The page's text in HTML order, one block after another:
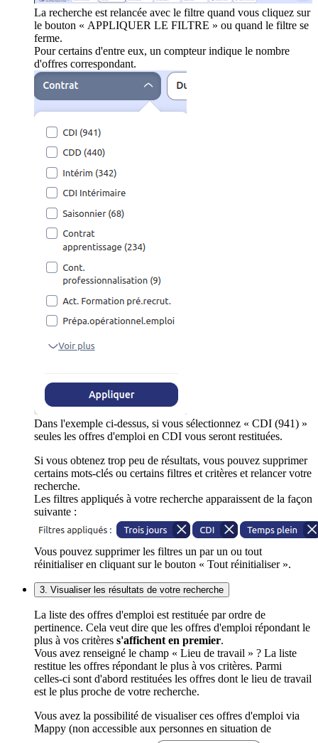
La recherche est relancée avec le filtre quand vous cliquez sur
le bouton « APPLIQUER LE FILTRE » ou quand le filtre se
ferme.
Pour certains d'entre eux, un compteur indique le nombre
d'offres correspondant.
Dans l'exemple ci-dessus, si vous sélectionnez « CDI (941) »
seules les offres d'emploi en CDI vous seront restituées.
Si vous obtenez trop peu de résultats, vous pouvez supprimer
certains mots-clés ou certains filtres et critères et relancer votre
recherche.
Les filtres appliqués à votre recherche apparaissent de la façon
suivante :
Vous pouvez supprimer les filtres un par un ou tout
réinitialiser en cliquant sur le bouton « Tout réinitialiser ».
3. Visualiser les résultats de votre recherche
La liste des offres d'emploi est restituée par ordre de
pertinence. Cela veut dire que les offres d'emploi répondant le
plus à vos critères s'affichent en premier.
Vous avez renseigné le champ « Lieu de travail » ? La liste
restitue les offres répondant le plus à vos critères. Parmi
celles-ci sont d'abord restituées les offres dont le lieu de travail
est le plus proche de votre recherche.
Vous avez la possibilité de visualiser ces offres d'emploi via
Mappy (non accessible aux personnes en situation de